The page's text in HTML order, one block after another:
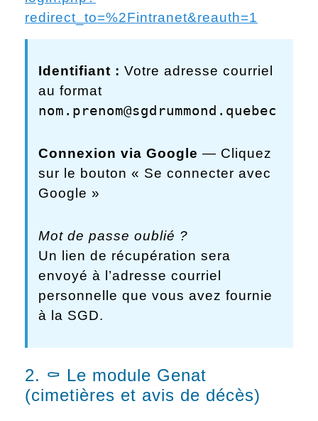
redirect_to=%2Fintranet&reauth=1
Identifiant : Votre adresse courriel
au format
nom.prenom@sgdrummond.quebec
Connexion via Google — Cliquez
sur le bouton « Se connecter avec
Google »
Mot de passe oublié ?
Un lien de récupération sera
envoyé à l’adresse courriel
personnelle que vous avez fournie
à la SGD.
2. ⚰️ Le module Genat
(cimetières et avis de décès)